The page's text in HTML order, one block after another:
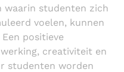
waarin studenten zich
voelen, kunnen
positieve
creativiteit en
studenten worden